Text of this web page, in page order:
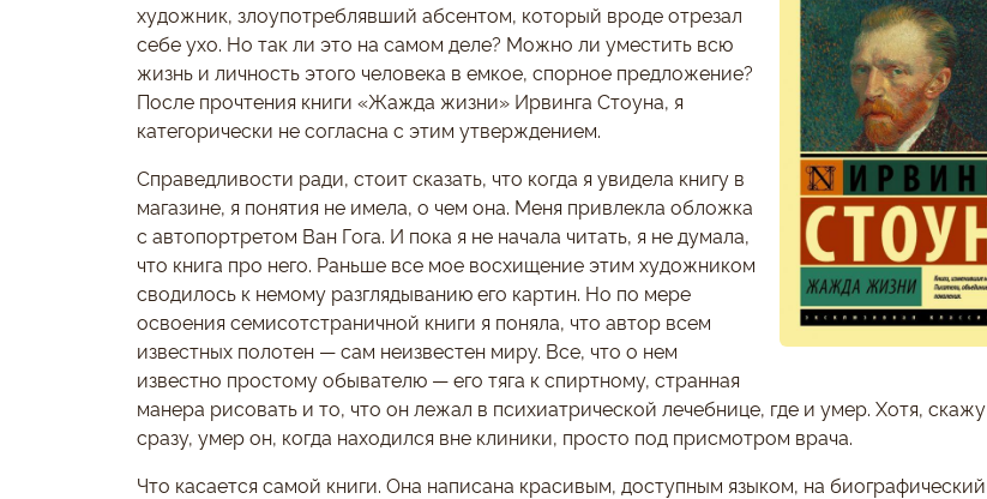
художник, злоупотреблявший абсентом, который вроде отрезал
себе ухо. Но так ли это на самом деле? Можно ли уместить всю
жизнь и личность этого человека в емкое, спорное предложение?
После прочтения книги «Жажда жизни» Ирвинга Стоуна, я
категорически не согласна с этим утверждением.
Справедливости ради, стоит сказать, что когда я увидела книгу в
магазине, я понятия не имела, о чем она. Меня привлекла обложка
с автопортретом Ван Гога. И пока я не начала читать, я не думала,
что книга про него. Раньше все мое восхищение этим художником
сводилось к немому разглядыванию его картин. Но по мере
освоения семисотстраничной книги я поняла, что автор всем
известных полотен — сам неизвестен миру. Все, что о нем
известно простому обывателю — его тяга к спиртному, странная
манера рисовать и то, что он лежал в психиатрической лечебнице, где и умер. Хотя, скажу
сразу, умер он, когда находился вне клиники, просто под присмотром врача.
Что касается самой книги. Она написана красивым, доступным языком, на биографический